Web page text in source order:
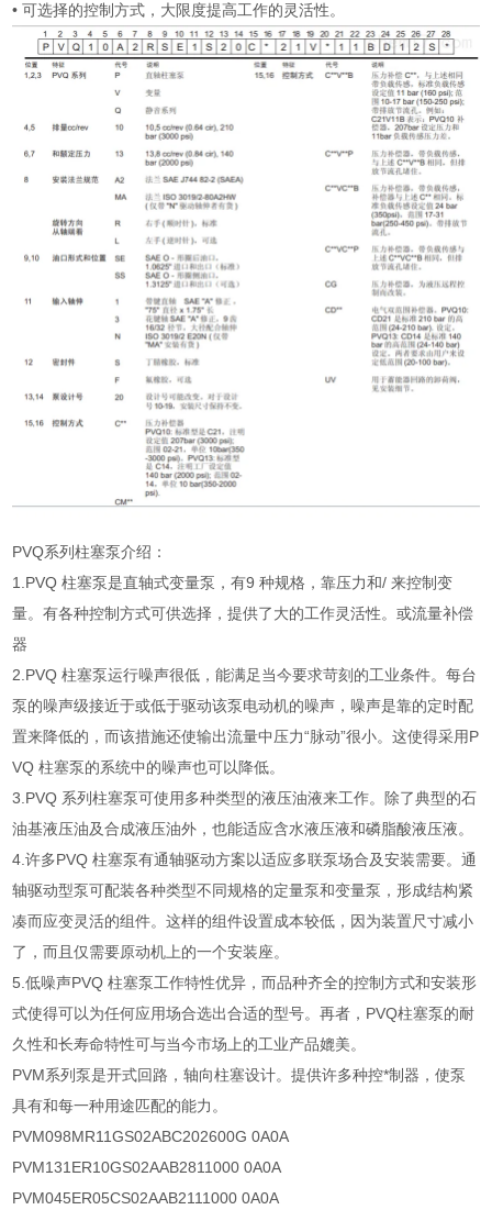
• 可选择的控制方式，大限度提高工作的灵活性。
PVQ系列柱塞泵介绍：
1.PVQ 柱塞泵是直轴式变量泵，有9 种规格，靠压力和/ 来控制变
量。有各种控制方式可供选择，提供了大的工作灵活性。或流量补偿
器
2.PVQ 柱塞泵运行噪声很低，能满足当今要求苛刻的工业条件。每台
泵的噪声级接近于或低于驱动该泵电动机的噪声，噪声是靠的定时配
置来降低的，而该措施还使输出流量中压力“脉动”很小。这使得采用P
VQ 柱塞泵的系统中的噪声也可以降低。
3.PVQ 系列柱塞泵可使用多种类型的液压油液来工作。除了典型的石
油基液压油及合成液压油外，也能适应含水液压液和磷脂酸液压液。
4.许多PVQ 柱塞泵有通轴驱动方案以适应多联泵场合及安装需要。通
轴驱动型泵可配装各种类型不同规格的定量泵和变量泵，形成结构紧
凑而应变灵活的组件。这样的组件设置成本较低，因为装置尺寸减小
了，而且仅需要原动机上的一个安装座。
5.低噪声PVQ 柱塞泵工作特性优异，而品种齐全的控制方式和安装形
式使得可以为任何应用场合选出合适的型号。再者，PVQ柱塞泵的耐
久性和长寿命特性可与当今市场上的工业产品媲美。
PVM系列泵是开式回路，轴向柱塞设计。提供许多种控*制器，使泵
具有和每一种用途匹配的能力。
PVM098MR11GS02ABC202600G 0A0A
PVM131ER10GS02AAB2811000 0A0A
PVM045ER05CS02AAB2111000 0A0A